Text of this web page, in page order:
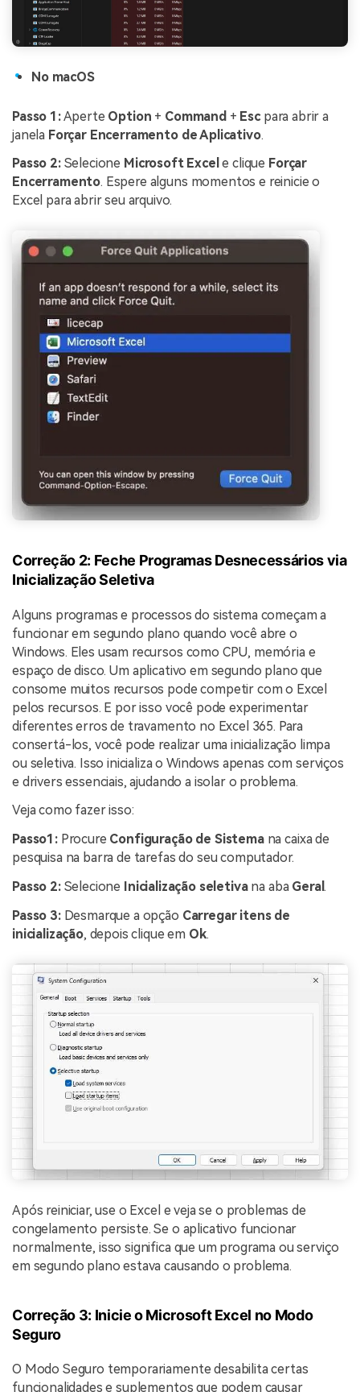
No macOS
Passo 1:Aperte Option + Command + Escpara abrir a
janela Forçar Encerramento de Aplicativo.
Passo 2:Selecione Microsoft Excel e clique Forçar
Encerramento. Espere alguns momentos e reinicie o
Excel para abrir seu arquivo.
Correção 2: Feche Programas Desnecessários via
Inicialização Seletiva
Alguns programas e processos do sistema começam a
funcionar em segundo plano quando você abre o
Windows. Eles usam recursos como CPU, memória e
espaço de disco. Um aplicativo em segundo plano que
consome muitos recursos pode competir com o Excel
pelos recursos. E por isso você pode experimentar
diferentes erros de travamento no Excel 365. Para
consertá-los, você pode realizar uma inicialização limpa
ou seletiva. Isso inicializa o Windows apenas com serviços
e drivers essenciais, ajudando a isolar o problema.
Veja como fazer isso:
Passo1:Procure Configuração de Sistemana caixa de
pesquisa na barra de tarefas do seu computador.
Passo 2:Selecione Inicialização seletivana aba Geral.
Passo 3:Desmarque a opção Carregar itens de
inicialização, depois clique em Ok.
Após reiniciar, use o Excel e veja se o problemas de
congelamento persiste. Se o aplicativo funcionar
normalmente, isso significa que um programa ou serviço
em segundo plano estava causando o problema.
Correção 3: Inicie o Microsoft Excel no Modo
Seguro
O Modo Seguro temporariamente desabilita certas
funcionalidades e suplementos que podem causar